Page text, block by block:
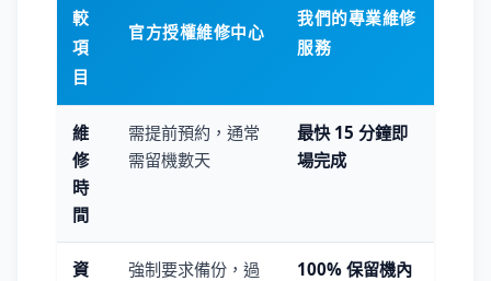
較
項
目
官方授權維修中心
我們的專業維修
服務
維
修
時
間
需提前預約，通常
需留機數天
最快 15 分鐘即
場完成
資
強制要求備份，過
100% 保留機內